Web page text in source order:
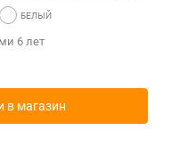
6 лет
в магазин